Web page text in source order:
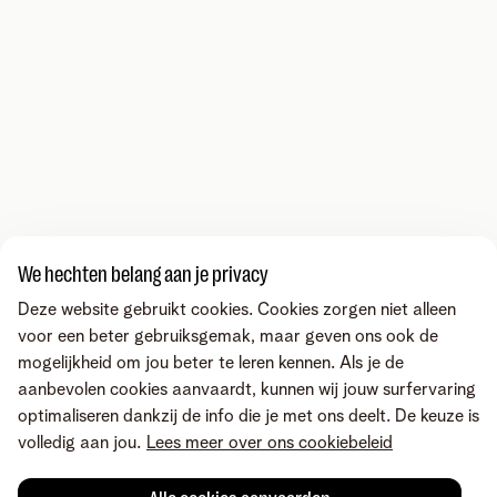
We hechten belang aan je privacy
Deze website gebruikt cookies. Cookies zorgen niet alleen
voor een beter gebruiksgemak, maar geven ons ook de
mogelijkheid om jou beter te leren kennen. Als je de
aanbevolen cookies aanvaardt, kunnen wij jouw surfervaring
optimaliseren dankzij de info die je met ons deelt. De keuze is
volledig aan jou. Lees meer over ons cookiebeleid